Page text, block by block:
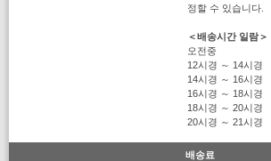
정할 수 있습니다.
＜배송시간 일람＞
오전중
12시경 ～ 14시경
14시경 ～ 16시경
16시경 ～ 18시경
18시경 ～ 20시경
20시경 ～ 21시경
배송료